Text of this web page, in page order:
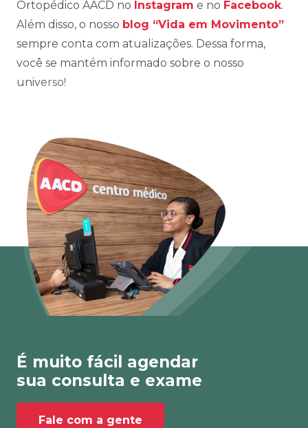
Ortopédico AACD no Instagram e no Facebook.
Além disso, o nosso blog “Vida em Movimento”
sempre conta com atualizações. Dessa forma,
você se mantém informado sobre o nosso
universo!
É muito fácil agendar
sua consulta e exame
Fale com a gente